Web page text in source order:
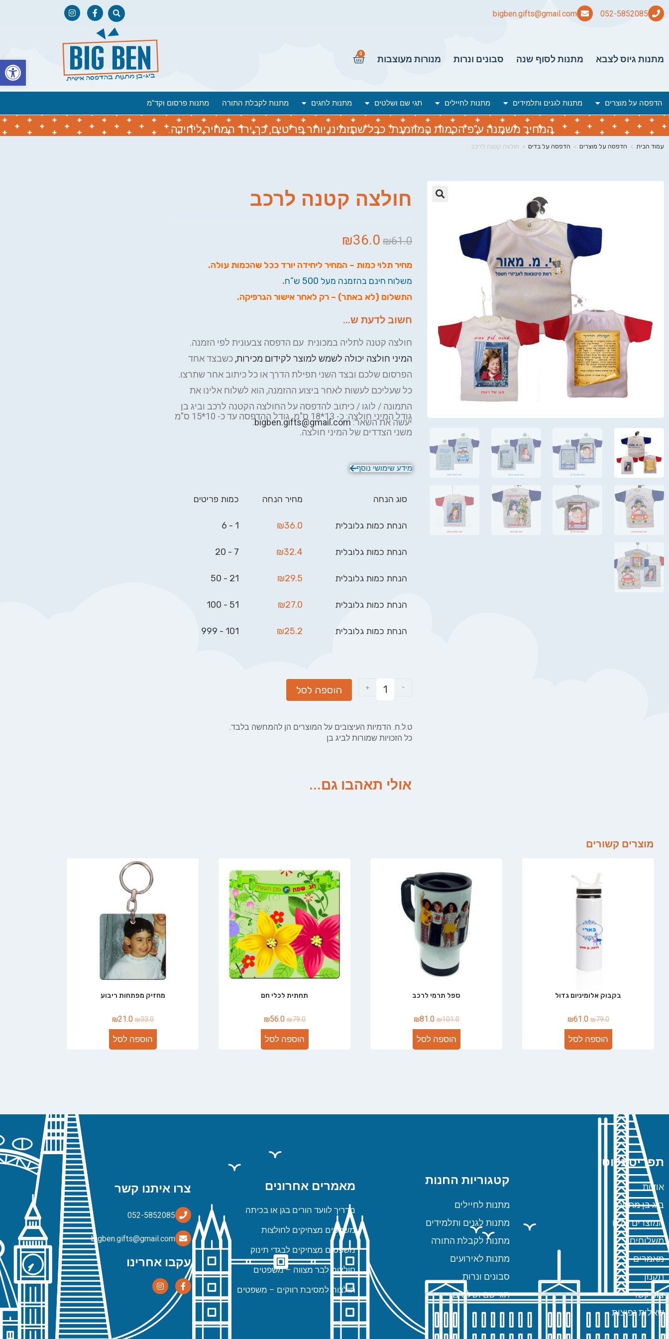
bigben.gifts@gmail.com
מתנות גיוס לצבא מתנות לסוף שנה סבונים ונרות מנורות מעוצבות
0
הדפסה על מוצרים מתנות לגנים ותלמידים מתנות לחיילים תגי שם ושלטים מתנות לחגים מתנות לקבלת התורה מתנות פרסום וקד"מ
המחיר משתנה ע"פ הכמות המוזמנת. ככל שתזמינו יותר פריטים, כך ירד המחיר ליחידה.
עמוד הבית > הדפסה על מוצרים > הדפסה על בדים > חולצה קטנה לרכב
חולצה קטנה לרכב
₪61.0
₪36.0
מחיר תלוי כמות – המחיר ליחידה יורד ככל שהכמות עולה.
משלוח חינם בהזמנה מעל 500 ש”ח
.
התשלום (לא באתר) – רק לאחר אישור הגרפיקה.
חשוב לדעת ש...
חולצה קטנה לתליה במכונית עם הדפסה צבעונית לפי הזמנה.
המיני חולצה יכולה לשמש למוצר לקידום מכירות, כשבצד אחד
הפרסום שלכם ובצד השני תפילת הדרך או כל כיתוב אחר שתרצו.
כל שעליכם לעשות לאחר ביצוע ההזמנה, הוא לשלוח אלינו את
התמונה / לוגו / כיתוב להדפסה על החולצה הקטנה לרכב וביג בן
יעשה את השאר:bigben.gifts@gmail.com
.
גודל המיני חולצה: כ- 13*18 ס"מ. גודל ההדפסה עד כ- 10*15 ס"מ
משני הצדדים של המיני חולצה.
מידע שימושי נוסף
סוג הנחה מחיר הנחה כמות פריטים
הנחת כמות גלובלית ₪36.0
1 - 6
הנחת כמות גלובלית ₪32.4
7 - 20
הנחת כמות גלובלית ₪29.5
21 - 50
הנחת כמות גלובלית ₪27.0
51 - 100
הנחת כמות גלובלית ₪25.2
101 - 999
-
+ הוספה לסל
ט.ל.ח. הדמיות העיצובים על המוצרים הן להמחשה בלבד.
כל הזכויות שמורות לביג בן
אולי תאהבו גם...
מוצרים קשורים
בקבוק אלומיניום גדול
₪79.0
₪61.0
הוספה לסל
ספל תרמי לרכב
₪101.0
₪81.0
הוספה לסל
תחתית לכלי חם
₪79.0
₪56.0
הוספה לסל
מחזיק מפתחות ריבוע
₪33.0
₪21.0
הוספה לסל
תפריט ניווט
אודות
ביג בן מתנות
המוצרים שלנו
משלוחים
מאמרים
תקנון
צור קשר
שאלות נפוצות
קטגוריות החנות
מתנות לחיילים
מתנות לגנים ותלמידים
מתנות לקבלת התורה
מתנות לאירועים
סבונים ונרות
תגי שם ושלטים
מאמרים אחרונים
מדריך לוועד הורים בגן או בכיתה
משפטים מצחיקים לחולצות
משפטים מצחיקים לבגדי תינוק
חולצות לבר מצווה – משפטים
חולצות למסיבת רווקים – משפטים
צרו איתנו קשר
bigben.gifts@gmail.com
עקבו אחרינו